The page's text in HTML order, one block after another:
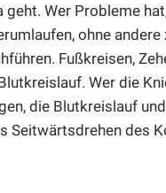
geht. Wer Probleme
ohne
Fußkreisen,
Wer die
die Blutkreislauf
Seitwärtsdrehen des